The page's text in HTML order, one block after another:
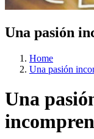
Una pasión
Home
Una pasión
Una